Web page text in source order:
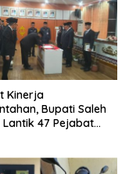
Kinerja
Bupati Saleh
Lantik 47 Pejabat